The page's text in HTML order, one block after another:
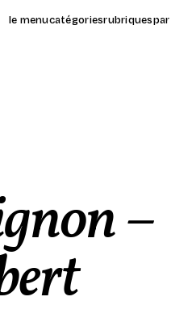
le menucatégoriesrubriques
–